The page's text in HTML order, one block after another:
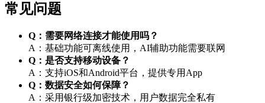
常见问题
Q：需要网络连接才能使用吗？
A：基础功能可离线使用，AI辅助功能需要联网
Q：是否支持移动设备？
A：支持iOS和Android平台，提供专用App
Q：数据安全如何保障？
A：采用银行级加密技术，用户数据完全私有